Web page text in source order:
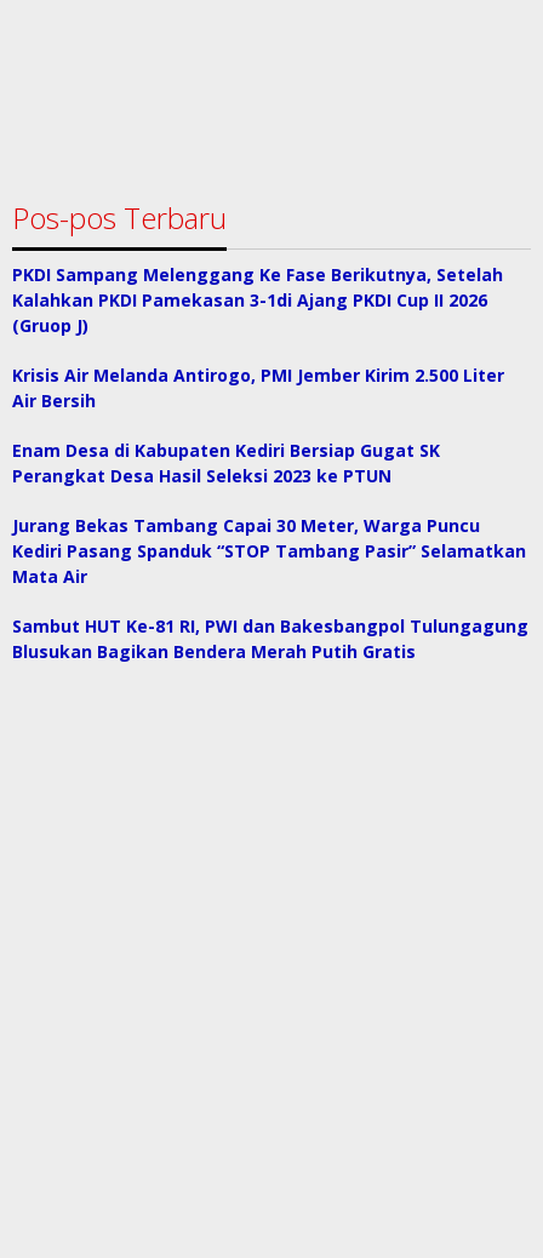
Pos-pos Terbaru
PKDI Sampang Melenggang Ke Fase Berikutnya, Setelah
Kalahkan PKDI Pamekasan 3-1di Ajang PKDI Cup II 2026
(Gruop J)
Krisis Air Melanda Antirogo, PMI Jember Kirim 2.500 Liter
Air Bersih
Enam Desa di Kabupaten Kediri Bersiap Gugat SK
Perangkat Desa Hasil Seleksi 2023 ke PTUN
Jurang Bekas Tambang Capai 30 Meter, Warga Puncu
Kediri Pasang Spanduk “STOP Tambang Pasir” Selamatkan
Mata Air
Sambut HUT Ke-81 RI, PWI dan Bakesbangpol Tulungagung
Blusukan Bagikan Bendera Merah Putih Gratis